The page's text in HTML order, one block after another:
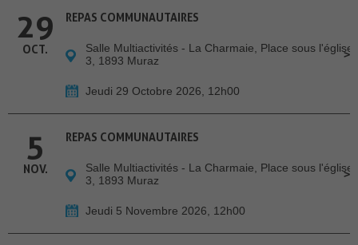
29
OCT.
REPAS COMMUNAUTAIRES
Salle Multiactivités - La Charmaie, Place sous l'église
3, 1893 Muraz
Jeudi 29 Octobre 2026, 12h00
5
NOV.
REPAS COMMUNAUTAIRES
Salle Multiactivités - La Charmaie, Place sous l'église
3, 1893 Muraz
Jeudi 5 Novembre 2026, 12h00